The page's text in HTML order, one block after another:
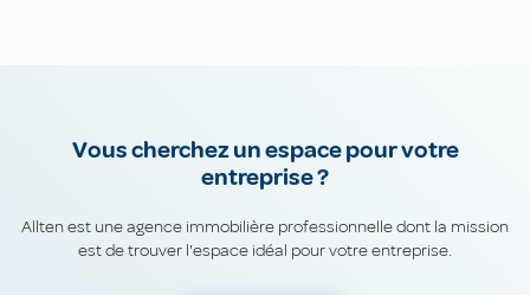
Vous cherchez un espace pour votre
entreprise ?
Allten est une agence immobilière professionnelle dont la mission
est de trouver l'espace idéal pour votre entreprise.